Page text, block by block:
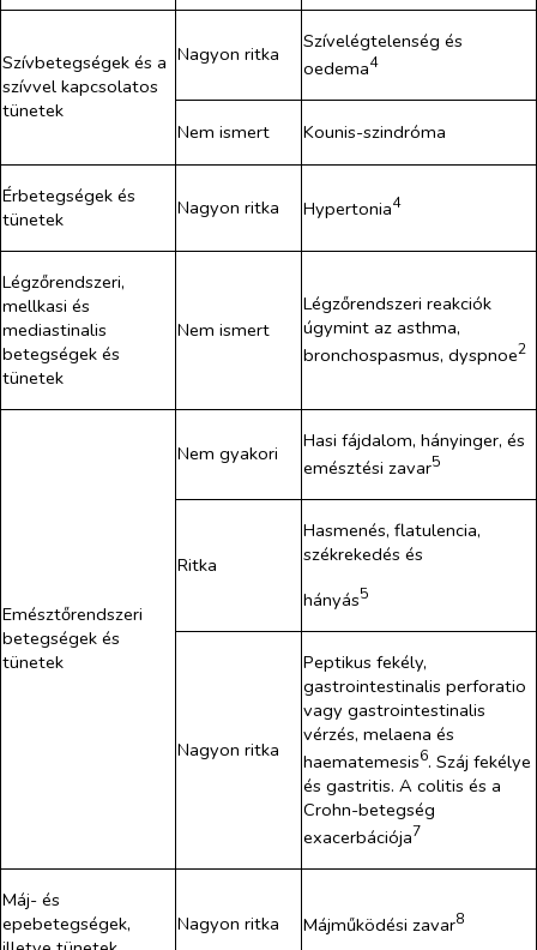
Szívbetegségek és a
szívvel kapcsolatos
tünetek
Nagyon ritka
Szívelégtelenség és
oedema4
Nem ismert Kounis-szindróma
Érbetegségek és
tünetek
Nagyon ritka Hypertonia4
Légzőrendszeri,
mellkasi és
mediastinalis
betegségek és
tünetek
Nem ismert
Légzőrendszeri reakciók
úgymint az asthma,
bronchospasmus, dyspnoe2
Emésztőrendszeri
betegségek és
tünetek
Nem gyakori
Hasi fájdalom, hányinger, és
emésztési zavar5
Ritka
Hasmenés, flatulencia,
székrekedés és
hányás5
Nagyon ritka
Peptikus fekély,
gastrointestinalis perforatio
vagy gastrointestinalis
vérzés, melaena és
haematemesis6. Száj fekélye
és gastritis. A colitis és a
Crohn-betegség
exacerbációja7
Máj- és
epebetegségek,
Nagyon ritka Májműködési zavar8